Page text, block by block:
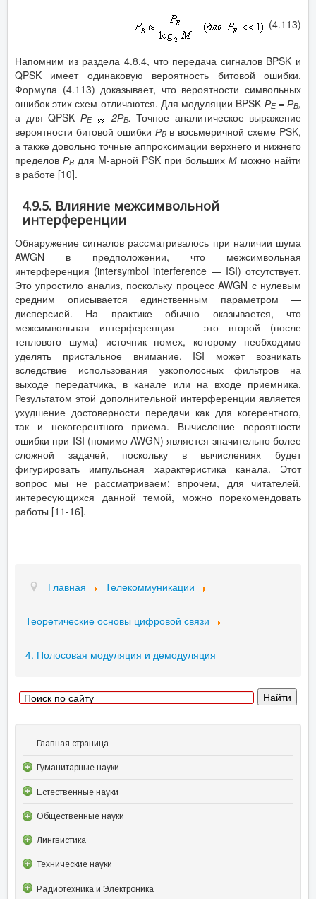
(4.113)
Напомним из раздела 4.8.4, что передача сигналов BPSK и
QPSK имеет одинаковую вероятность битовой ошибки.
Формула (4.113) доказывает, что вероятности символьных
ошибок этих схем отличаются. Для модуляции BPSK РЕ= РВ,
а для QPSK РЕ 2РВ. Точное аналитическое выражение
вероятности битовой ошибки РBв восьмеричной схеме PSK,
а также довольно точные аппроксимации верхнего и нижнего
пределов РB для M-арной PSK при больших М можно найти
в работе [10].
4.9.5. Влияние межсимвольной
интерференции
Обнаружение сигналов рассматривалось при наличии шума
AWGN в предположении, что межсимвольная
интерференция (intersymbol interference — ISI) отсутствует.
Это упростило анализ, поскольку процесс AWGN с нулевым
средним описывается единственным параметром —
дисперсией. На практике обычно оказывается, что
межсимвольная интерференция — это второй (после
теплового шума) источник помех, которому необходимо
уделять пристальное внимание. ISI может возникать
вследствие использования узкополосных фильтров на
выходе передатчика, в канале или на входе приемника.
Результатом этой дополнительной интерференции является
ухудшение достоверности передачи как для когерентного,
так и некогерентного приема. Вычисление вероятности
ошибки при ISI (помимо AWGN) является значительно более
сложной задачей, поскольку в вычислениях будет
фигурировать импульсная характеристика канала. Этот
вопрос мы не рассматриваем; впрочем, для читателей,
интересующихся данной темой, можно порекомендовать
работы [11-16].
Главная Телекоммуникации
Теоретические основы цифровой связи
4. Полосовая модуляция и демодуляция
Главная страница
Гуманитарные науки
Естественные науки
Общественные науки
Лингвистика
Технические науки
Радиотехника и Электроника